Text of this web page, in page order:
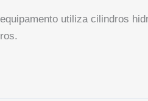
utiliza cilindros